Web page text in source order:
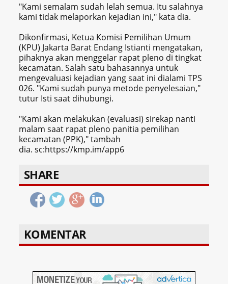
"Kami semalam sudah lelah semua. Itu salahnya
kami tidak melaporkan kejadian ini," kata dia.
Dikonfirmasi, Ketua Komisi Pemilihan Umum
(KPU) Jakarta Barat Endang Istianti mengatakan,
pihaknya akan menggelar rapat pleno di tingkat
kecamatan. Salah satu bahasannya untuk
mengevaluasi kejadian yang saat ini dialami TPS
026. "Kami sudah punya metode penyelesaian,"
tutur Isti saat dihubungi.
"Kami akan melakukan (evaluasi) sirekap nanti
malam saat rapat pleno panitia pemilihan
kecamatan (PPK)," tambah
dia. sc:https://kmp.im/app6
SHARE
KOMENTAR